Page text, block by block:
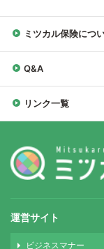
ミツカル保険につ
Q&A
リンク一覧
運営サイト
ビジネスマナー